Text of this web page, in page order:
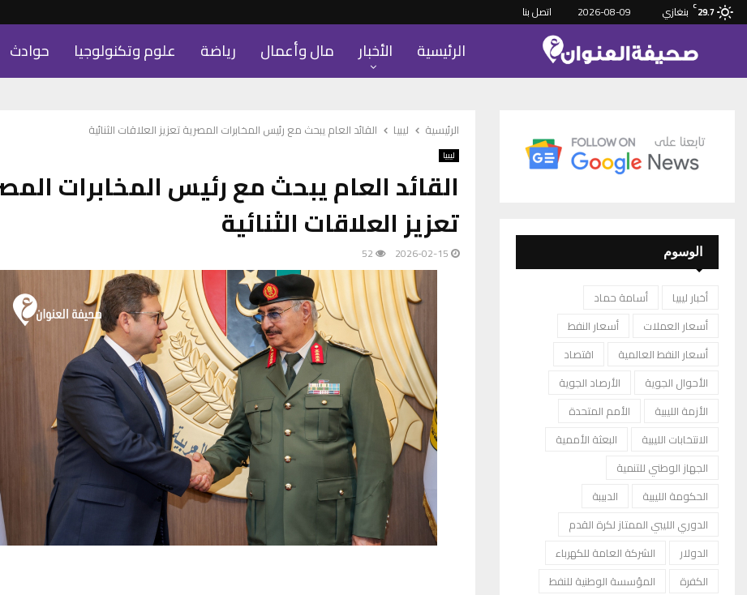
29.7
C بنغازي 2026-08-09 اتصل بنا
الرئيسية الأخبار مال وأعمال رياضة علوم وتكنولوجيا حوادث
الرئيسية ليبيا القائد العام يبحث مع رئيس المخابرات المصرية تعزيز العلاقات الثنائية
ليبيا
القائد العام يبحث مع رئيس المخابرات
تعزيز العلاقات الثنائية
2026-02-15
52 الوسوم
أخبار ليبيا
أسامة حماد
أسعار العملات
أسعار النفط
أسعار النفط العالمية
اقتصاد
الأحوال الجوية
الأرصاد الجوية
الأزمة الليبية
الأمم المتحدة
الانتخابات الليبية
البعثة الأممية
الجهاز الوطني للتنمية
الحكومة الليبية
الدبيبة
الدوري الليبي الممتاز لكرة القدم
الدولار
الشركة العامة للكهرباء
الكفرة
المؤسسة الوطنية للنفط